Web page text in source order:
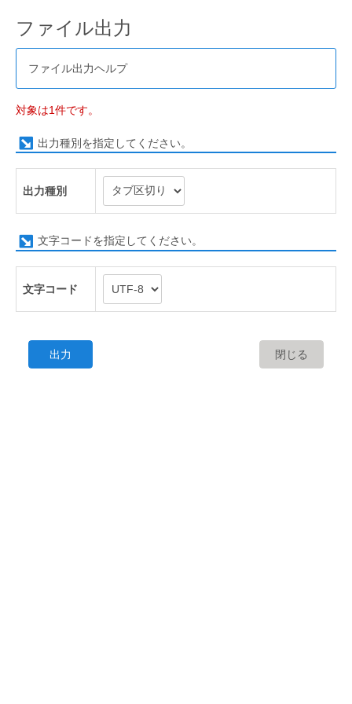
ファイル出力
ファイル出力ヘルプ
対象は1件です。
出力種別を指定してください。
出力種別
文字コードを指定してください。
文字コード